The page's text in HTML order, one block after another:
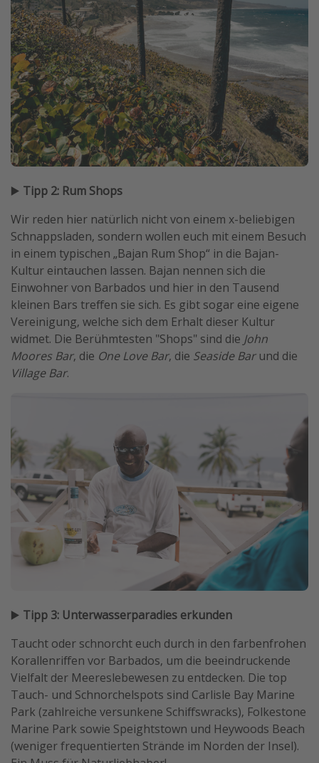
▶️ Tipp 2: Rum Shops
Wir reden hier natürlich nicht von einem x-beliebigen
Schnappsladen, sondern wollen euch mit einem Besuch
in einem typischen „Bajan Rum Shop“ in die Bajan-
Kultur eintauchen lassen. Bajan nennen sich die
Einwohner von Barbados und hier in den Tausend
kleinen Bars treffen sie sich. Es gibt sogar eine eigene
Vereinigung, welche sich dem Erhalt dieser Kultur
widmet. Die Berühmtesten "Shops" sind die John
Moores Bar, die One Love Bar, die Seaside Barund die
Village Bar.
▶️ Tipp 3: Unterwasserparadies erkunden
Taucht oder schnorcht euch durch in den farbenfrohen
Korallenriffen vor Barbados, um die beeindruckende
Vielfalt der Meereslebewesen zu entdecken. Die top
Tauch- und Schnorchelspots sind Carlisle Bay Marine
Park (zahlreiche versunkene Schiffswracks), Folkestone
Marine Park sowie Speightstown und Heywoods Beach
(weniger frequentierten Strände im Norden der Insel).